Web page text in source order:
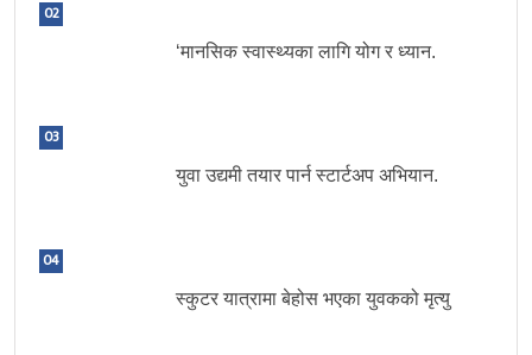
02
‘मानसिक स्वास्थ्यका लागि योग र ध्यान.
03
युवा उद्यमी तयार पार्न स्टार्टअप अभियान.
04
स्कुटर यात्रामा बेहोस भएका युवकको मृत्यु